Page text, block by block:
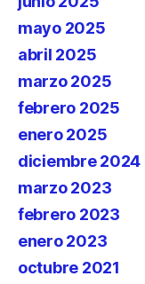
mayo 2025
abril 2025
marzo 2025
febrero 2025
enero 2025
diciembre 2024
marzo 2023
febrero 2023
enero 2023
octubre 2021